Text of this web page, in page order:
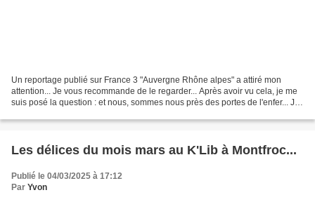
Un reportage publié sur France 3 "Auvergne Rhône alpes" a attiré mon
attention... Je vous recommande de le regarder... Après avoir vu cela, je me
suis posé la question : et nous, sommes nous près des portes de l'enfer... Je
Les délices du mois mars au K'Lib à Montfroc...
Publié le 04/03/2025 à 17:12
Par Yvon